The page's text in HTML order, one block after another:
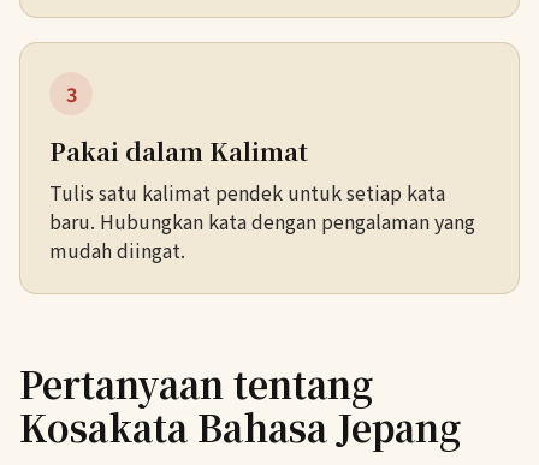
3
Pakai dalam Kalimat
Tulis satu kalimat pendek untuk setiap kata
baru. Hubungkan kata dengan pengalaman yang
mudah diingat.
Pertanyaan tentang
Kosakata Bahasa Jepang